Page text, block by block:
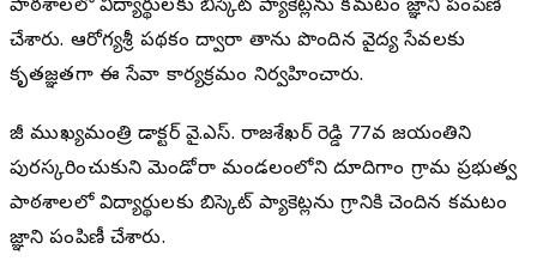
పాఠశాలలో విద్యార్థులకు బిస్కెట్ ప్యాకెట్లను కమటం జ్ఞాని పంపిణీ
చేశారు. ఆరోగ్యశ్రీ పథకం ద్వారా తాను పొందిన వైద్య సేవలకు
కృతజ్ఞతగా ఈ సేవా కార్యక్రమం నిర్వహించారు.
మాజీ ముఖ్యమంత్రి డాక్టర్ వై.ఎస్. రాజశేఖర్ రెడ్డి 77వ జయంతిని
పురస్కరించుకుని మెండోరా మండలంలోని దూదిగాం గ్రామ ప్రభుత్వ
పాఠశాలలో విద్యార్థులకు బిస్కెట్ ప్యాకెట్లను గ్రామానికి చెందిన కమటం
జ్ఞాని పంపిణీ చేశారు.